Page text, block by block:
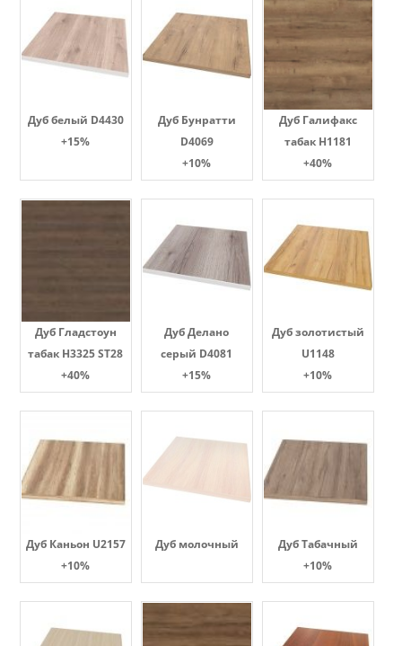
Дуб белый D4430
+15%
Дуб Бунратти
D4069
+10%
Дуб Галифакс
табак Н1181
+40%
Дуб Гладстоун
табак H3325 ST28
+40%
Дуб Делано
серый D4081
+15%
Дуб золотистый
U1148
+10%
Дуб Каньон U2157
+10%
Дуб молочный
Дуб Табачный
+10%